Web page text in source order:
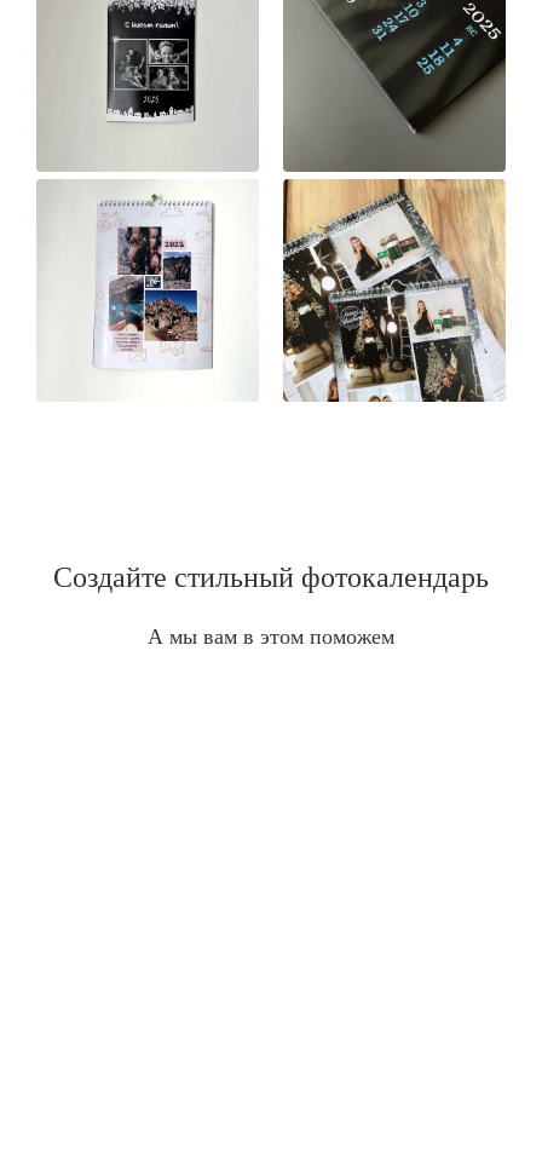
Создайте стильный фотокалендарь
А мы вам в этом поможем